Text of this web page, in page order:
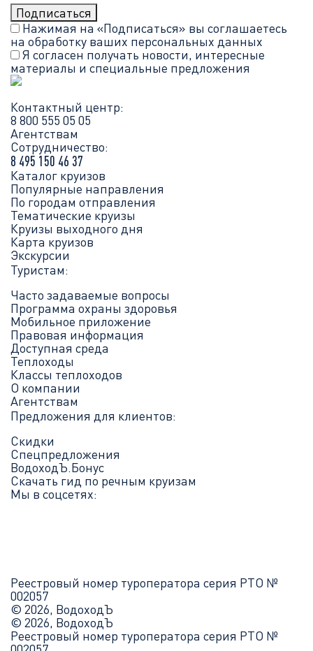
Нажимая на «Подписаться» вы соглашаетесь
на обработку ваших персональных данных
Я согласен получать новости, интересные
материалы и специальные предложения
Контактный центр:
8 800 555 05 05
Агентствам
Сотрудничество:
8 495 150 46 37
Каталог круизов
Популярные направления
По городам отправления
Тематические круизы
Круизы выходного дня
Карта круизов
Экскурсии
Туристам:
Часто задаваемые вопросы
Программа охраны здоровья
Мобильное приложение
Правовая информация
Доступная среда
Теплоходы
Классы теплоходов
О компании
Агентствам
Предложения для клиентов:
Скидки
Спецпредложения
ВодоходЪ.Бонус
Скачать гид по речным круизам
Мы в соцсетях:
Реестровый номер туроператора серия РТО №
002057
© 2026, ВодоходЪ
© 2026, ВодоходЪ
Реестровый номер туроператора серия РТО №